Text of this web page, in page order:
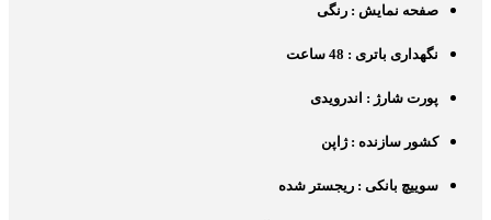
صفحه نمایش : رنگی
نگهداری باتری : 48 ساعت
پورت شارژ : اندرویدی
کشور سازنده : ژاپن
سوییچ بانکی : ریجستر شده